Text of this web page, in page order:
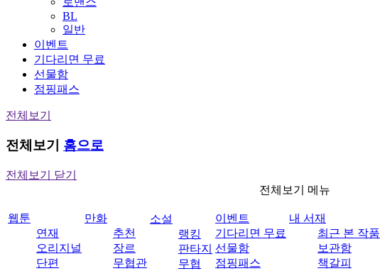
BL
일반
이벤트
기다리면 무료
선물함
점핑패스
전체보기
전체보기 홈으로
전체보기 닫기
전체보기 메뉴
웹툰
연재
오리지널
단편
만화
추천
장르
무협관
소설
랭킹
판타지
무협
이벤트
기다리면 무료
선물함
점핑패스
내 서재
최근 본 작품
보관함
책갈피